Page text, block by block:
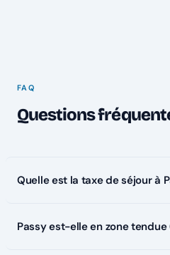
FAQ
Questions
Quelle est la taxe de séjour à
Passy est-elle en zone